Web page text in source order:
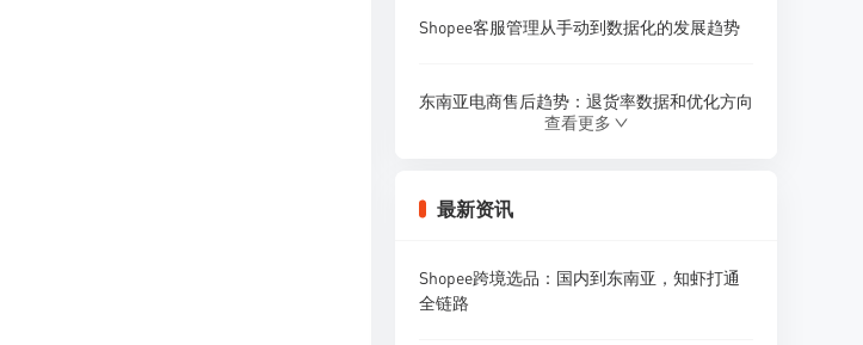
Shopee客服管理从手动到数据化的发展趋势
东南亚电商售后趋势：退货率数据和优化方向
例
2026年Shopee客服和售后政策有什么变化？
查看更多
最新资讯
Shopee跨境选品：国内到东南亚，知虾打通
全链路